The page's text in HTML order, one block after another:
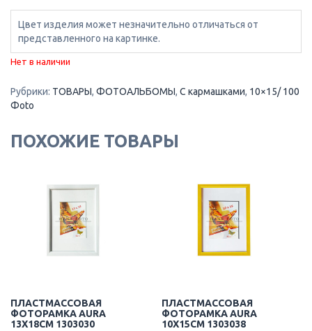
Цвет изделия может незначительно отличаться от
представленного на картинке.
Нет в наличии
Рубрики: ТОВАРЫ, ФОТОАЛЬБОМЫ, С кармашками, 10×15/ 100
Фoto
ПОХОЖИЕ ТОВАРЫ
ПЛАСТМАССОВАЯ
ФОТОРАМКА AURA
13X18CM 1303030
ПЛАСТМАССОВАЯ
ФОТОРАМКА AURA
10X15CM 1303038